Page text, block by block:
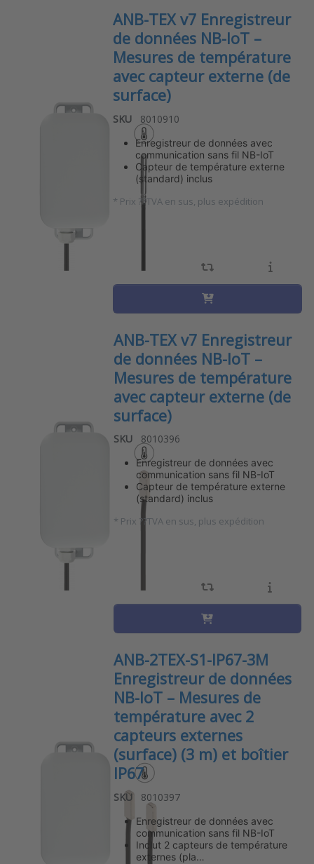
ANB-TEX v7 Enregistreur
de données NB-IoT –
Mesures de température
avec capteur externe (de
surface)
SKU 8010910
Enregistreur de données avec
communication sans fil NB-IoT
Capteur de température externe
(standard) inclus
* Prix ??TVA en sus, plus expédition
ANB-TEX v7 Enregistreur
de données NB-IoT –
Mesures de température
avec capteur externe (de
surface)
SKU 8010396
Enregistreur de données avec
communication sans fil NB-IoT
Capteur de température externe
(standard) inclus
* Prix ??TVA en sus, plus expédition
ANB-2TEX-S1-IP67-3M
Enregistreur de données
NB-IoT – Mesures de
température avec 2
capteurs externes
(surface) (3 m) et boîtier
IP67
SKU 8010397
Enregistreur de données avec
communication sans fil NB-IoT
Inclut 2 capteurs de température
externes (pla…